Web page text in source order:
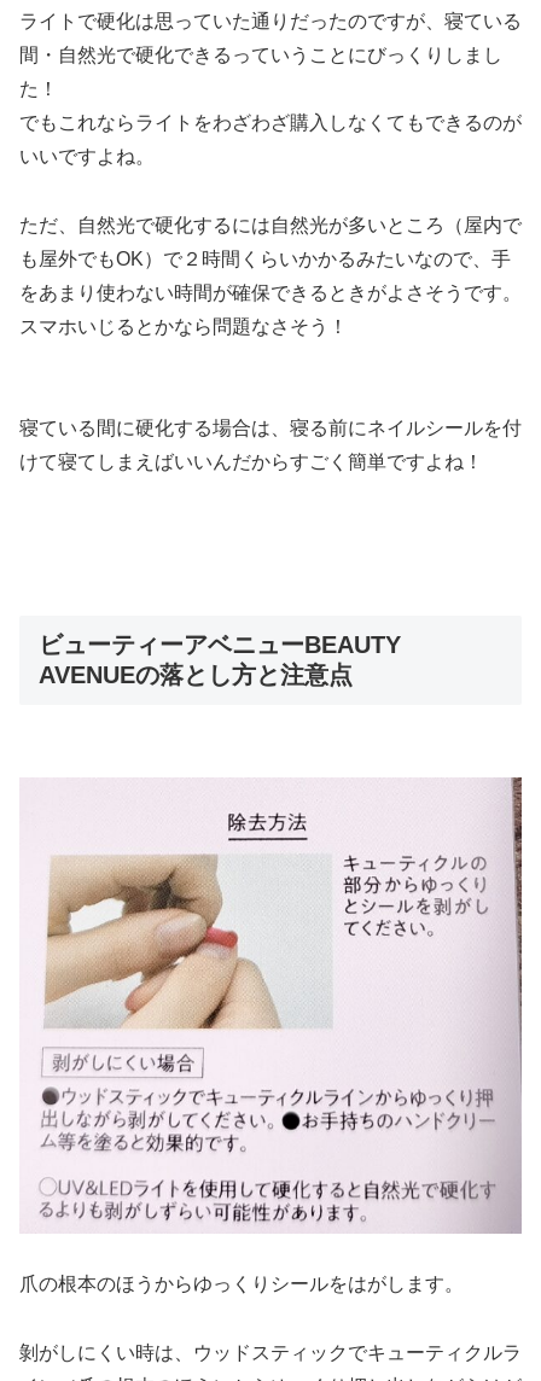
ライトで硬化は思っていた通りだったのですが、寝ている
間・自然光で硬化できるっていうことにびっくりしまし
た！
でもこれならライトをわざわざ購入しなくてもできるのが
いいですよね。
ただ、自然光で硬化するには自然光が多いところ（屋内で
も屋外でもOK）で２時間くらいかかるみたいなので、手
をあまり使わない時間が確保できるときがよさそうです。
スマホいじるとかなら問題なさそう！
寝ている間に硬化する場合は、寝る前にネイルシールを付
けて寝てしまえばいいんだからすごく簡単ですよね！
ビューティーアベニューBEAUTY
AVENUEの落とし方と注意点
爪の根本のほうからゆっくりシールをはがします。
剝がしにくい時は、ウッドスティックでキューティクルラ